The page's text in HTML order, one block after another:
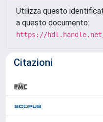
Utilizza questo
a questo documento:
https://hdl.handle.net/
Citazioni